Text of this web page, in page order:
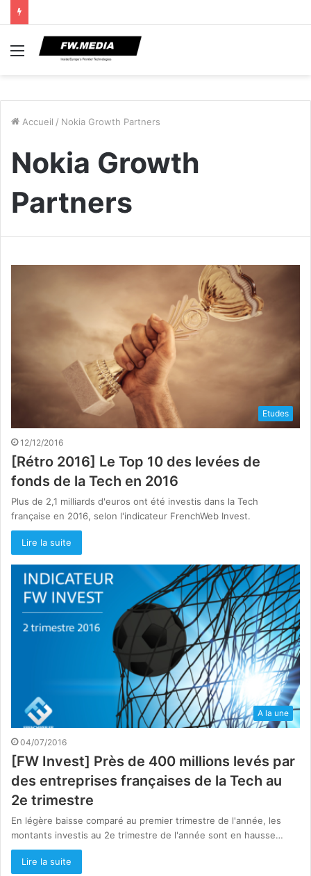
Menu
Accueil / Nokia Growth Partners
Nokia Growth
Partners
Etudes
12/12/2016
[Rétro 2016] Le Top 10 des levées de
fonds de la Tech en 2016
Plus de 2,1 milliards d'euros ont été investis dans la Tech
française en 2016, selon l'indicateur FrenchWeb Invest.
Lire la suite
A la une
04/07/2016
[FW Invest] Près de 400 millions levés par
des entreprises françaises de la Tech au
2e trimestre
En légère baisse comparé au premier trimestre de l'année, les
montants investis au 2e trimestre de l'année sont en hausse…
Lire la suite